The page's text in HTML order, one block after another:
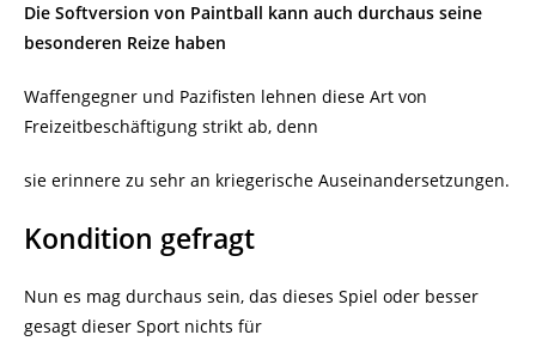
Die Softversion von Paintball kann auch durchaus seine
besonderen Reize haben
Waffengegner und Pazifisten lehnen diese Art von
Freizeitbeschäftigung strikt ab, denn
sie erinnere zu sehr an kriegerische Auseinandersetzungen.
Kondition gefragt
Nun es mag durchaus sein, das dieses Spiel oder besser
gesagt dieser Sport nichts für